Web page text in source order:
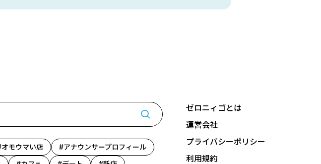
オモウマい店
アナウンサープロフィール
ゼロニィゴとは
運営会社
プライバシーポリシー
利用規約